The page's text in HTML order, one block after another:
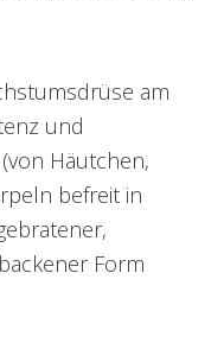
am
und
Häutchen,
befreit in
Form